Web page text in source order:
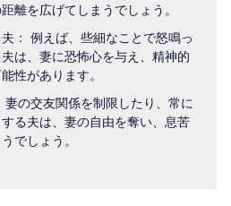
離を広げてしまうでしょう。
： 例えば、些細なことで怒鳴っ
は、妻に恐怖心を与え、精神的
性があります。
の交友関係を制限したり、常に
る夫は、妻の自由を奪い、息苦
でしょう。